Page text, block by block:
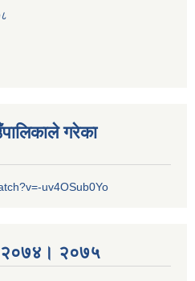
गरेका
uv4OSub0Yo
२०७४। २०७५